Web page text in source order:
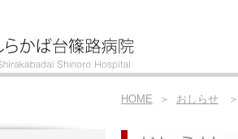
HOME ＞ おしらせ